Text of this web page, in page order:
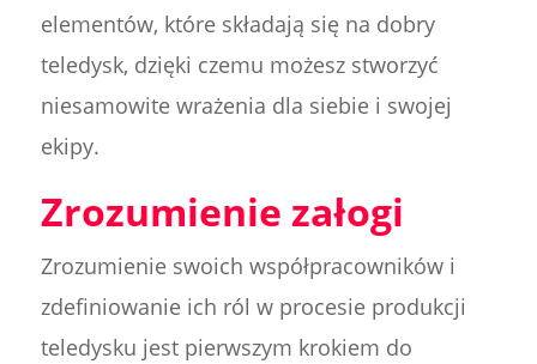
elementów, które składają się na dobry
teledysk, dzięki czemu możesz stworzyć
niesamowite wrażenia dla siebie i swojej
ekipy.
Zrozumienie załogi
Zrozumienie swoich współpracowników i
zdefiniowanie ich ról w procesie produkcji
teledysku jest pierwszym krokiem do